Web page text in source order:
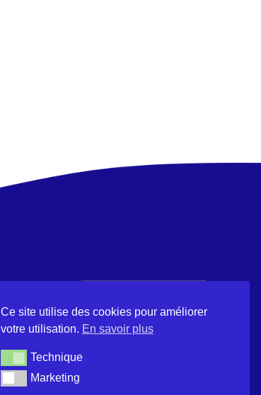
Ce site utilise des cookies pour améliorer
votre utilisation. En savoir plus
TechniqueTechnique
MarketingMarketing